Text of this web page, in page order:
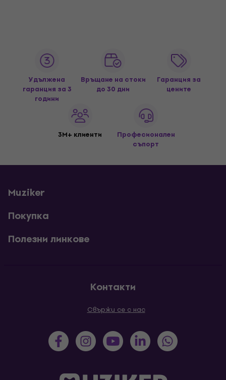
Удължена
гаранция за 3
години
Връщане на стоки
до 30 дни
Гаранция за
цените
3M+ клиенти
Професионален
съпорт
Muziker
Покупка
Полезни линкове
Контакти
Свържи се с нас